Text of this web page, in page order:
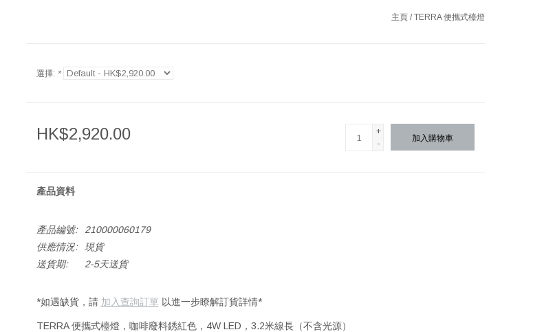
主頁 /TERRA 便攜式檯燈
選擇: *
HK$2,920.00
+
-
加入購物車
產品資料
產品編號:
210000060179
供應情況:
現貨
送貨期:
2-5天送貨
*如遇缺貨，請 加入查詢訂單 以進一步瞭解訂貨詳情*
TERRA 便攜式檯燈，咖啡廢料銹紅色，4W LED，3.2米線長（不含光源）